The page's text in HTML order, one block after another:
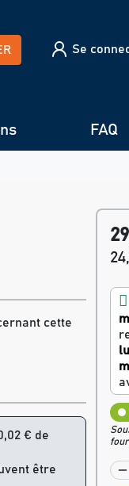
Se
FAQ
cette
€ de
être